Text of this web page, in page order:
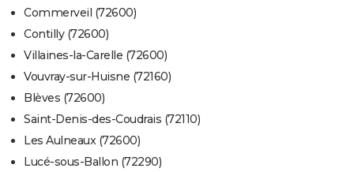
Commerveil (72600)
Contilly (72600)
Villaines-la-Carelle (72600)
Vouvray-sur-Huisne (72160)
Blèves (72600)
Saint-Denis-des-Coudrais (72110)
Les Aulneaux (72600)
Lucé-sous-Ballon (72290)